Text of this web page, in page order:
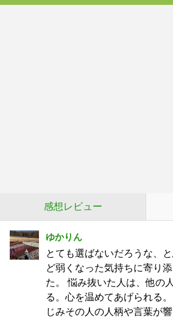
感想レビュー
ゆかりん
とても選ばないだろうな、
ど弱くなった気持ちに寄り
た。 悩み抜いた人は、他の
る。心を温めてあげられる
じみその人の人柄や言葉が